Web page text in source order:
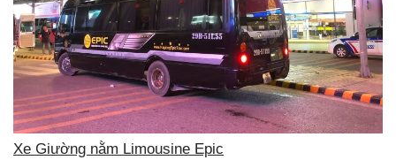
Xe Giường nằm Limousine Epic